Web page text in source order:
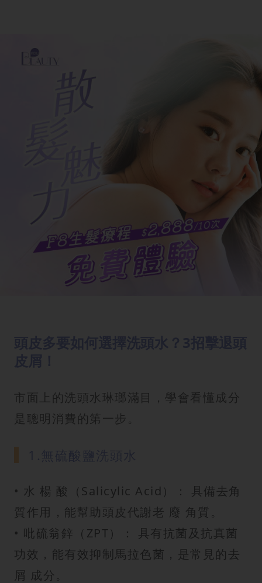
市面上的洗頭水琳瑯滿目，學會看懂成分
是聰明消費的第一步。
• 水 楊 酸（Salicylic Acid）： 具備去角
質作用，能幫助頭皮代謝老 廢 角質。
• 吡硫翁鋅（ZPT）： 具有抗菌及抗真菌
功效，能有效抑制馬拉色菌，是常見的去
屑 成分。